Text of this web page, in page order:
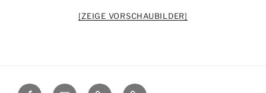
[ZEIGE VORSCHAUBILDER]
Facebook
E- DatenschutzImpressum